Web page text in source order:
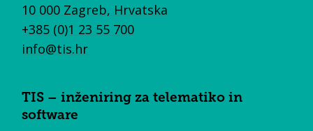
10 000 Zagreb, Hrvatska
+385 (0)1 23 55 700
info@tis.hr
TIS – inženiring za telematiko in
software